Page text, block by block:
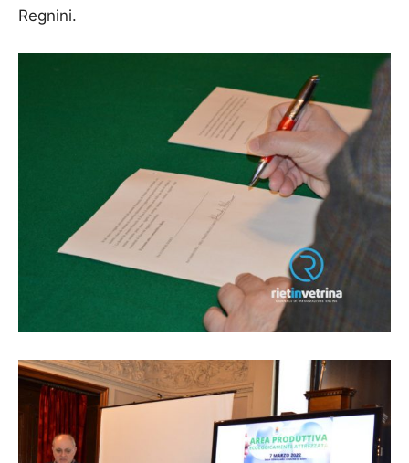
Regnini.